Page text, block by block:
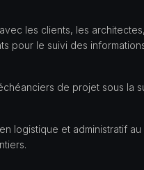
les clients, les
pour le suivi des
de projet sous la
logistique et administratif